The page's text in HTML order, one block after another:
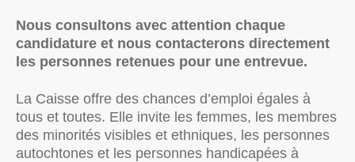
Nous consultons avec attention chaque
candidature et nous contacterons directement
les personnes retenues pour une entrevue.
La Caisse offre des chances d’emploi égales à
tous et toutes. Elle invite les femmes, les membres
des minorités visibles et ethniques, les personnes
autochtones et les personnes handicapées à